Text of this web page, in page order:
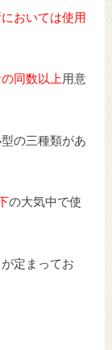
おいては使用
同数以上用意
の三種類があ
の大気中で使
定まってお